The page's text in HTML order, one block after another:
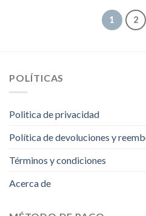
1 2
POLÍTICAS
Politica de privacidad
Política de devoluciones y
Términos y condiciones
Acerca de